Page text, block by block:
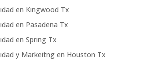
en Kingwood Tx
en Pasadena Tx
en Spring Tx
y Markeitng en Houston Tx